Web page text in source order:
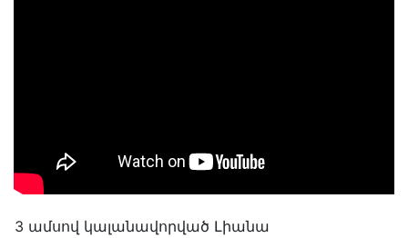
3 ամսով կալանավորված Լիանա